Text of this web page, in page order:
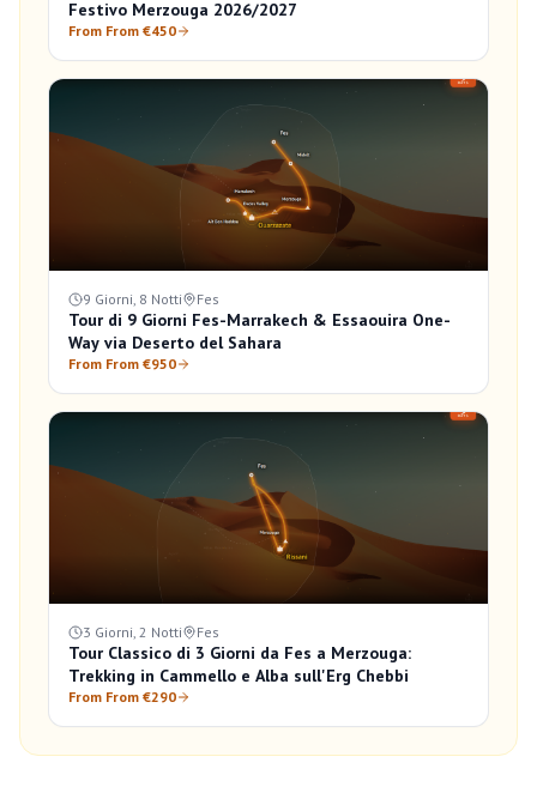
Festivo Merzouga 2026/2027
From From €450
9 Giorni, 8 Notti Fes
Tour di 9 Giorni Fes-Marrakech & Essaouira One-
Way via Deserto del Sahara
From From €950
3 Giorni, 2 Notti Fes
Tour Classico di 3 Giorni da Fes a Merzouga:
Trekking in Cammello e Alba sull'Erg Chebbi
From From €290